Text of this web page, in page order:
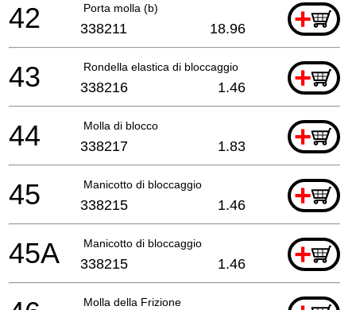
Porta molla (b) +
42 338211 18.96
Rondella elastica di bloccaggio +
43 338216 1.46
Molla di blocco +
44 338217 1.83
Manicotto di bloccaggio +
45 338215 1.46
Manicotto di bloccaggio +
45A 338215 1.46
Molla della Frizione